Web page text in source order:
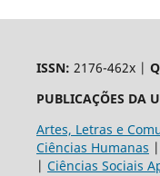
ISSN: 2176-462x |
PUBLICAÇÕES DA
Artes, Letras e
Ciências Humanas |
| Ciências Sociais